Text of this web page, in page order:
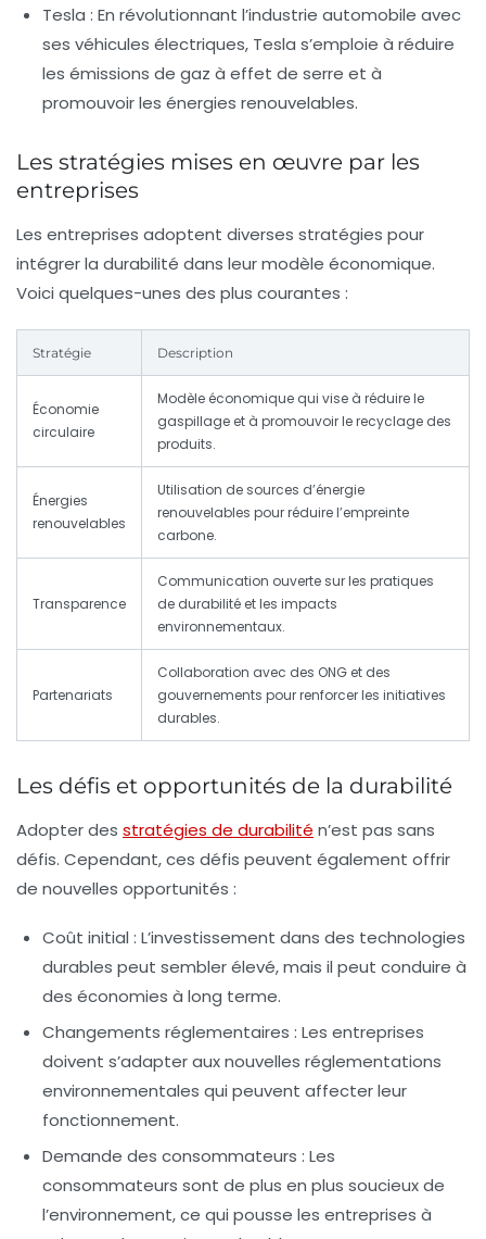
Tesla : En révolutionnant l’industrie automobile avec
ses véhicules électriques, Tesla s’emploie à réduire
les émissions de gaz à effet de serre et à
promouvoir les énergies renouvelables.
Les stratégies mises en œuvre par les
entreprises
Les entreprises adoptent diverses stratégies pour
intégrer la durabilité dans leur modèle économique.
Voici quelques-unes des plus courantes :
Stratégie Description
Économie
circulaire
Modèle économique qui vise à réduire le
gaspillage et à promouvoir le recyclage des
produits.
Énergies
renouvelables
Utilisation de sources d’énergie
renouvelables pour réduire l’empreinte
carbone.
Transparence
Communication ouverte sur les pratiques
de durabilité et les impacts
environnementaux.
Partenariats
Collaboration avec des ONG et des
gouvernements pour renforcer les initiatives
durables.
Les défis et opportunités de la durabilité
Adopter des stratégies de durabilité n’est pas sans
défis. Cependant, ces défis peuvent également offrir
de nouvelles opportunités :
Coût initial : L’investissement dans des technologies
durables peut sembler élevé, mais il peut conduire à
des économies à long terme.
Changements réglementaires : Les entreprises
doivent s’adapter aux nouvelles réglementations
environnementales qui peuvent affecter leur
fonctionnement.
Demande des consommateurs : Les
consommateurs sont de plus en plus soucieux de
l’environnement, ce qui pousse les entreprises à